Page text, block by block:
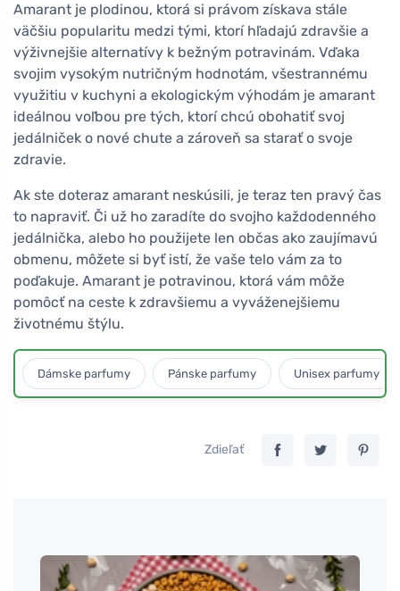
Amarant je plodinou, ktorá si právom získava stále
väčšiu popularitu medzi tými, ktorí hľadajú zdravšie a
výživnejšie alternatívy k bežným potravinám. Vďaka
svojim vysokým nutričným hodnotám, všestrannému
využitiu v kuchyni a ekologickým výhodám je amarant
ideálnou voľbou pre tých, ktorí chcú obohatiť svoj
jedálniček o nové chute a zároveň sa starať o svoje
zdravie.
Ak ste doteraz amarant neskúsili, je teraz ten pravý čas
to napraviť. Či už ho zaradíte do svojho každodenného
jedálnička, alebo ho použijete len občas ako zaujímavú
obmenu, môžete si byť istí, že vaše telo vám za to
poďakuje. Amarant je potravinou, ktorá vám môže
pomôcť na ceste k zdravšiemu a vyváženejšiemu
životnému štýlu.
Dámske parfumy Pánske parfumy Unisex parfumy
Zdieľať